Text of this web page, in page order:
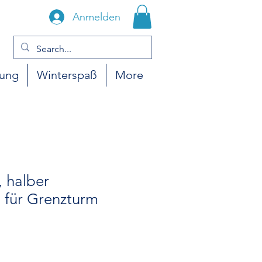
Anmelden
Winterspaß More
halber
Grenzturm